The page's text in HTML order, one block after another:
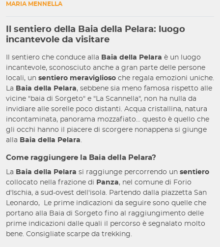
MARIA MENNELLA
Il sentiero della Baia della Pelara: luogo
incantevole da visitare
Il sentiero che conduce alla Baia della Pelara è un luogo
incantevole, sconosciuto anche a gran parte delle persone
locali, un sentiero meraviglioso che regala emozioni uniche.
La Baia della Pelara, sebbene sia meno famosa rispetto alle
vicine "baia di Sorgeto" e "La Scannella", non ha nulla da
invidiare alle sorelle poco distanti. Acqua cristallina, natura
incontaminata, panorama mozzafiato... questo è quello che
gli occhi hanno il piacere di scorgere nonappena si giunge
alla Baia della Pelara.
Come raggiungere la Baia della Pelara?
La Baia della Pelara si raggiunge percorrendo un sentiero
collocato nella frazione di Panza, nel comune di Forio
d'Ischia, a sud-ovest dell'isola. Partendo dalla piazzetta San
Leonardo, Le prime indicazioni da seguire sono quelle che
portano alla Baia di Sorgeto fino al raggiungimento delle
prime indicazioni dalle quali il percorso è segnalato molto
bene. Consigliate scarpe da trekking.